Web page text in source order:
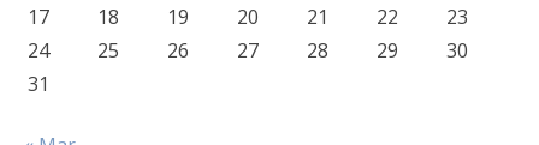
17
18 19 20 21 22
23
24
25 26 27 28 29
30
31